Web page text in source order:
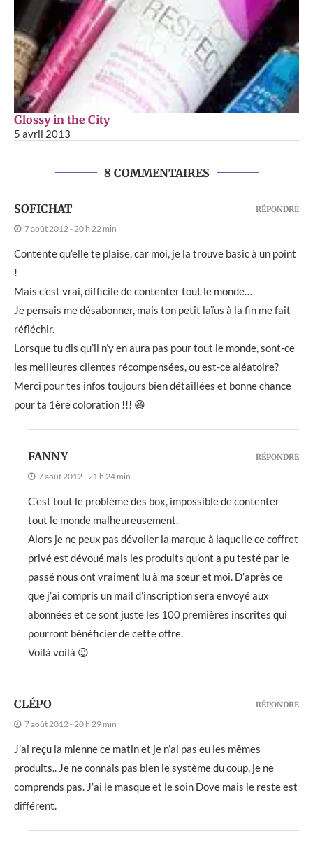
Glossy in the City
5 avril 2013
8 COMMENTAIRES
SOFICHAT
7 août 2012 - 20 h 22 min
Contente qu’elle te plaise, car moi, je la trouve basic à un point
!
Mais c’est vrai, difficile de contenter tout le monde…
Je pensais me désabonner, mais ton petit laïus à la fin me fait
réfléchir.
Lorsque tu dis qu’il n’y en aura pas pour tout le monde, sont-ce
les meilleures clientes récompensées, ou est-ce aléatoire?
Merci pour tes infos toujours bien détaillées et bonne chance
pour ta 1ère coloration !!! 😆
RÉPONDRE
FANNY
7 août 2012 - 21 h 24 min
C’est tout le problème des box, impossible de contenter
tout le monde malheureusement.
Alors je ne peux pas dévoiler la marque à laquelle ce coffret
privé est dévoué mais les produits qu’ont a pu testé par le
passé nous ont vraiment lu à ma sœur et moi. D’après ce
que j’ai compris un mail d’inscription sera envoyé aux
abonnées et ce sont juste les 100 premières inscrites qui
pourront bénéficier de cette offre.
Voilà voilà 😉
RÉPONDRE
CLÉPO
7 août 2012 - 20 h 29 min
J’ai reçu la mienne ce matin et je n’ai pas eu les mêmes
produits.. Je ne connais pas bien le système du coup, je ne
comprends pas. J’ai le masque et le soin Dove mais le reste est
différent.
RÉPONDRE